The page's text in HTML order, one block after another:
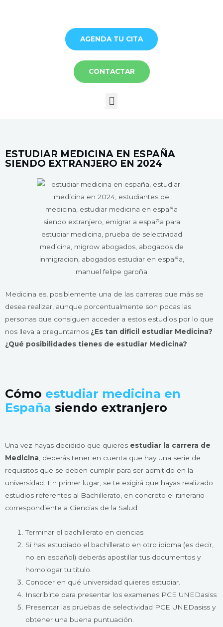
AGENDA TU CITA
CONTACTAR
Menú
ESTUDIAR MEDICINA EN ESPAÑA
SIENDO EXTRANJERO EN 2024
Medicina es, posiblemente una de las carreras que más se
desea realizar, aunque porcentualmente son pocas las
personas que consiguen acceder a estos estudios por lo que
nos lleva a preguntarnos ¿Es tan dificil estudiar Medicina?
¿Qué posibilidades tienes de estudiar Medicina?
Cómo estudiar medicina en
España siendo extranjero
Una vez hayas decidido que quieres estudiar la carrera de
Medicina , deberás tener en cuenta que hay una serie de
requisitos que se deben cumplir para ser admitido en la
universidad. En primer lugar, se te exigirá que hayas realizado
estudios referentes al Bachillerato, en concreto el itinerario
correspondiente a Ciencias de la Salud.
Terminar el bachillerato en ciencias
Si has estudiado el bachillerato en otro idioma (es decir,
no en español) deberás apostillar tus documentos y
homologar tu título.
Conocer en qué universidad quieres estudiar.
Inscribirte para presentar los examenes PCE UNEDasiss
Presentar las pruebas de selectividad PCE UNEDasiss y
obtener una buena puntuación.